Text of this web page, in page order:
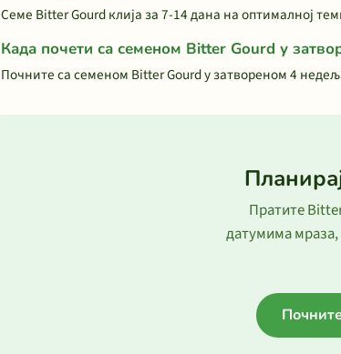
Семе Bitter Gourd клија за 7-14 дана на оптималној
Када почети са семеном Bitter Gourd у
Почните са семеном Bitter Gourd у затвореном 4
Пратите
датумима